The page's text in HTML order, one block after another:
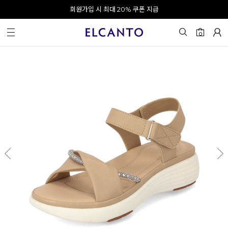
오전 10시 이전 결제 완료 시 오늘 출발!
회원가입 시 최대 20% 쿠폰 지급
카카오 채널 추가 시 10% 쿠폰 증정
0